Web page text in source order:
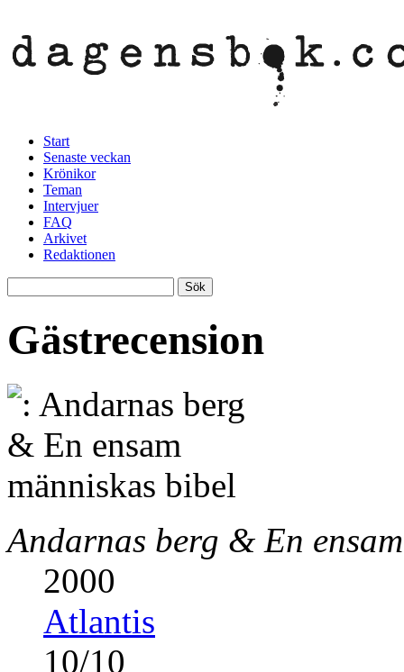
Start
Senaste veckan
Krönikor
Teman
Intervjuer
FAQ
Arkivet
Redaktionen
Gästrecension
Andarnas berg & En
2000
Atlantis
10/10